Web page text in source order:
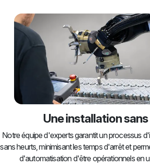
Une installation
Notre équipe d'experts garantit un processus
sans heurts, minimisant les temps d'arrêt et
d'automatisation d'être opérationnels en